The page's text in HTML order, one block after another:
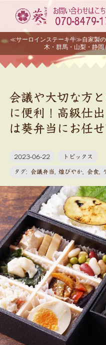
≪サーロインステーキ牛≫自家
木・群馬・山梨・静
会議や大切な方
に便利！高級仕
は葵弁当にお任せ
2023-06-22 トピックス
タグ: 会議弁当 煌びやか 会食,